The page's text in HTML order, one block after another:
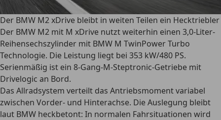
Der BMW M2 xDrive bleibt in weiten Teilen ein Hecktriebler
Der BMW M2 mit M xDrive nutzt weiterhin einen 3,0-Liter-
Reihensechszylinder mit BMW M TwinPower Turbo
Technologie. Die Leistung liegt bei 353 kW/480 PS.
Serienmäßig ist ein 8-Gang-M-Steptronic-Getriebe mit
Drivelogic an Bord.
Das Allradsystem verteilt das Antriebsmoment variabel
zwischen Vorder- und Hinterachse. Die Auslegung bleibt
laut BMW heckbetont: In normalen Fahrsituationen wird